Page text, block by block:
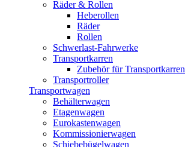
Räder & Rollen
Heberollen
Räder
Rollen
Schwerlast-Fahrwerke
Transportkarren
Zubehör für Transportkarren
Transportroller
Transportwagen
Behälterwagen
Etagenwagen
Eurokastenwagen
Kommissionierwagen
Schiebebügelwagen